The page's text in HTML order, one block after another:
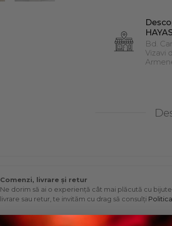
Bd.
Vizavi
Comenzi, livrare și retur
Ne dorim să ai o experiență cât mai plăcută cu
livrare sau retur, te invităm cu drag să consulți